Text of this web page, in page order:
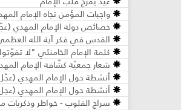
واجبات المؤمن تجاه الإمام
خصائص دولة الإمام المهدي
القدس في فكر آية الله
كلمة الإمام الخامنئي "لا
شعار جمعيّة كشّافة الإمام
أنشطة حول الإمام المهدي
أنشطة حول الإمام المهدي
سراج القلوب - خواطر وذكريات